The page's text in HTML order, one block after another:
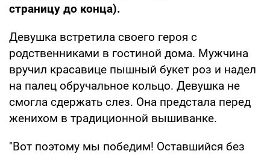
страницу до конца).
Девушка встретила своего героя с
родственниками в гостиной дома. Мужчина
вручил красавице пышный букет роз и надел
на палец обручальное кольцо. Девушка не
смогла сдержать слез. Она предстала перед
женихом в традиционной вышиванке.
"Вот поэтому мы победим! Оставшийся без